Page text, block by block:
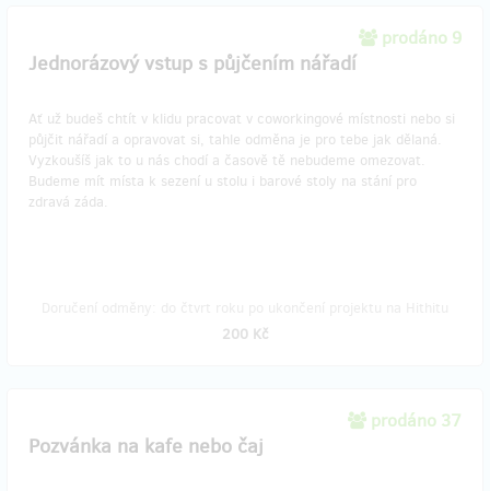
prodáno 9
Jednorázový vstup s půjčením nářadí
Ať už budeš chtít v klidu pracovat v coworkingové místnosti nebo si
půjčit nářadí a opravovat si, tahle odměna je pro tebe jak dělaná.
Vyzkoušíš jak to u nás chodí a časově tě nebudeme omezovat.
Budeme mít místa k sezení u stolu i barové stoly na stání pro
zdravá záda.
200 Kč
prodáno 37
Pozvánka na kafe nebo čaj